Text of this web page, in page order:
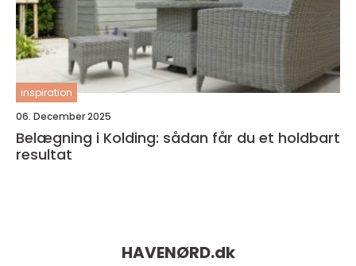
inspiration
06. December 2025
Belægning i Kolding: sådan får du et holdbart
resultat
HAVENØRD.dk